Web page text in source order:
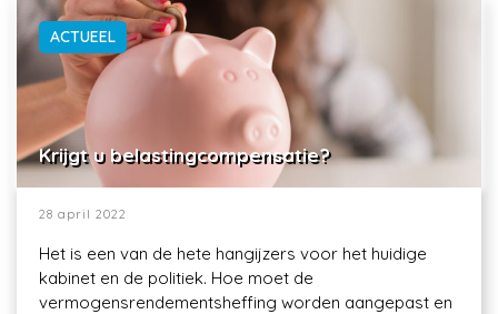
ACTUEEL
Krijgt u belastingcompensatie?
28 april 2022
Het is een van de hete hangijzers voor het huidige
kabinet en de politiek. Hoe moet de
vermogensrendementsheffing worden aangepast en